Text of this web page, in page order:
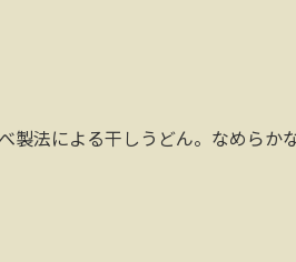
法による干しうどん。なめらか